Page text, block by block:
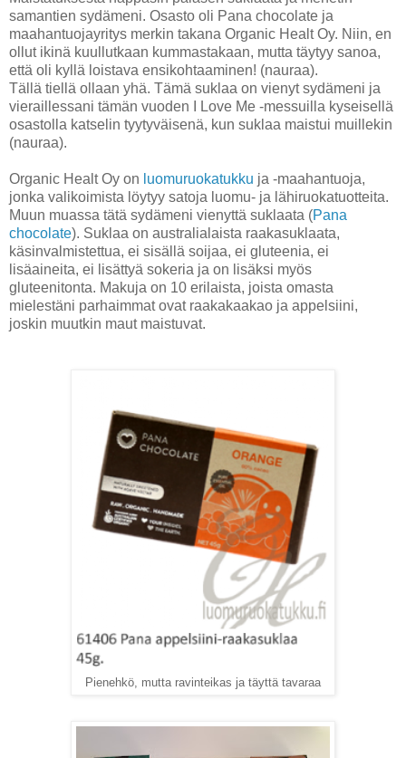
samantien sydämeni. Osasto oli Pana chocolate ja
maahantuojayritys merkin takana Organic Healt Oy. Niin, en
ollut ikinä kuullutkaan kummastakaan, mutta täytyy sanoa,
että oli kyllä loistava ensikohtaaminen! (nauraa).
Tällä tiellä ollaan yhä. Tämä suklaa on vienyt sydämeni ja
vieraillessani tämän vuoden I Love Me -messuilla kyseisellä
osastolla katselin tyytyväisenä, kun suklaa maistui muillekin
(nauraa).
Organic Healt Oy on luomuruokatukku ja -maahantuoja,
jonka valikoimista löytyy satoja luomu- ja lähiruokatuotteita.
Muun muassa tätä sydämeni vienyttä suklaata (Pana
chocolate). Suklaa on australialaista raakasuklaata,
käsinvalmistettua, ei sisällä soijaa, ei gluteenia, ei
lisäaineita, ei lisättyä sokeria ja on lisäksi myös
gluteenitonta. Makuja on 10 erilaista, joista omasta
mielestäni parhaimmat ovat raakakaakao ja appelsiini,
joskin muutkin maut maistuvat.
Pienehkö, mutta ravinteikas ja täyttä tavaraa